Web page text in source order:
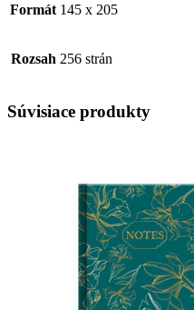
Formát 145 x 205
Rozsah 256 strán
Súvisiace produkty